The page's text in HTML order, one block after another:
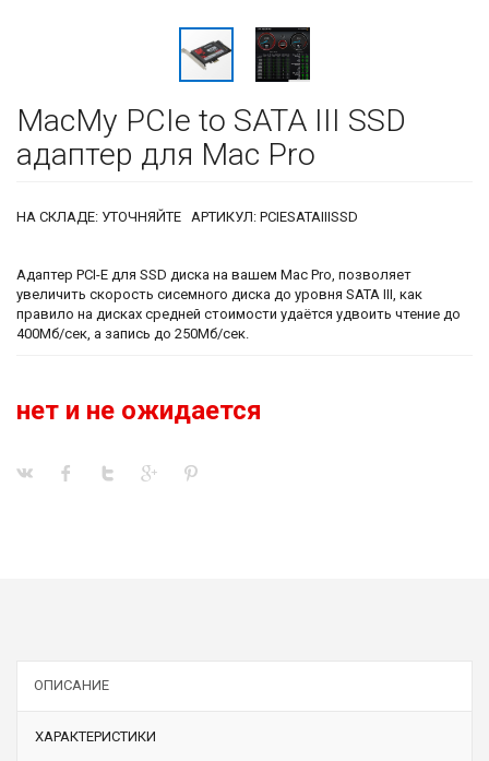
MacMy PCIe to SATA III SSD
адаптер для Mac Pro
НА СКЛАДЕ: УТОЧНЯЙТЕ АРТИКУЛ: PCIESATAIIISSD
Адаптер PCI-E для SSD диска на вашем Mac Pro, позволяет
увеличить скорость сисемного диска до уровня SATA III, как
правило на дисках средней стоимости удаётся удвоить чтение до
400Мб/сек, а запись до 250Мб/сек.
нет и не ожидается
ОПИСАНИЕ
ХАРАКТЕРИСТИКИ